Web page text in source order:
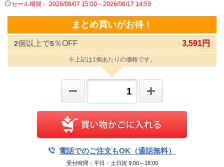
セール期間： 2026/08/07 15:00～2026/08/17 14:59
まとめ買いがお得！
2個以上で5％OFF 3,591円
※上記は1個あたりの価格です。
電話でのご注文もOK（通話無料）
受付時間：平日・土日祝 9:00～18:00